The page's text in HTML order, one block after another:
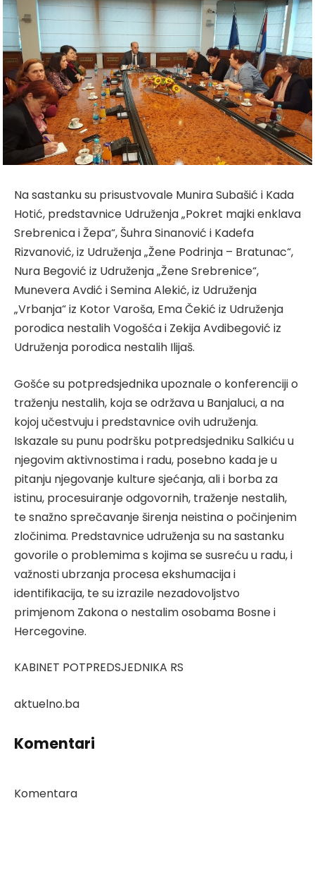
Na sastanku su prisustvovale Munira Subašić i Kada
Hotić, predstavnice Udruženja „Pokret majki enklava
Srebrenica i Žepa“, Šuhra Sinanović i Kadefa
Rizvanović, iz Udruženja „Žene Podrinja – Bratunac“,
Nura Begović iz Udruženja „Žene Srebrenice“,
Munevera Avdić i Semina Alekić, iz Udruženja
„Vrbanja“ iz Kotor Varoša, Ema Čekić iz Udruženja
porodica nestalih Vogošća i Zekija Avdibegović iz
Udruženja porodica nestalih Ilijaš.
Gošće su potpredsjednika upoznale o konferenciji o
traženju nestalih, koja se održava u Banjaluci, a na
kojoj učestvuju i predstavnice ovih udruženja.
Iskazale su punu podršku potpredsjedniku Salkiću u
njegovim aktivnostima i radu, posebno kada je u
pitanju njegovanje kulture sjećanja, ali i borba za
istinu, procesuiranje odgovornih, traženje nestalih,
te snažno sprečavanje širenja neistina o počinjenim
zločinima. Predstavnice udruženja su na sastanku
govorile o problemima s kojima se susreću u radu, i
važnosti ubrzanja procesa ekshumacija i
identifikacija, te su izrazile nezadovoljstvo
primjenom Zakona o nestalim osobama Bosne i
Hercegovine.
KABINET POTPREDSJEDNIKA RS
aktuelno.ba
Komentari
Komentara